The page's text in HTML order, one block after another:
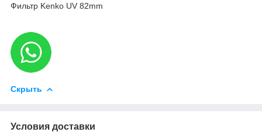
Фильтр Kenko UV 82mm
Скрыть
Условия доставки